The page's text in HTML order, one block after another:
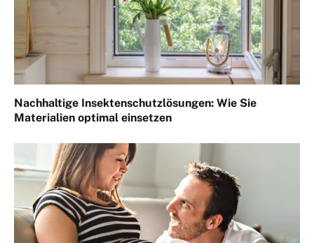
Nachhaltige Insektenschutzlösungen: Wie Sie
Materialien optimal einsetzen